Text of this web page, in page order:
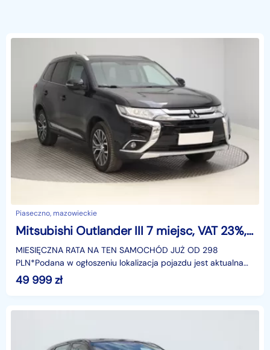
Piaseczno, mazowieckie
Mitsubishi Outlander III 7 miejsc, VAT 23%, Skóra, Klimatronic, Tempomat, Parktronic,
MIESIĘCZNA RATA NA TEN SAMOCHÓD JUŻ OD 298
PLN*Podana w ogłoszeniu lokalizacja pojazdu jest aktualna
na dzień wystawienia ogłoszenia. Przed przyjazdem do
salonu
49 999 zł